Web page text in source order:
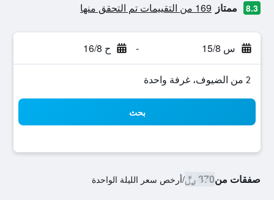
8.3 ممتاز 169 من التقييمات تم التحقق منها
س 15/8 - ح 16/8
2 من الضيوف، غرفة واحدة
بحث
صفقات من370 ﷼ /أرخص سعر الليلة الواحدة